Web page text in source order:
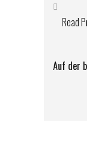
Read
Auf der